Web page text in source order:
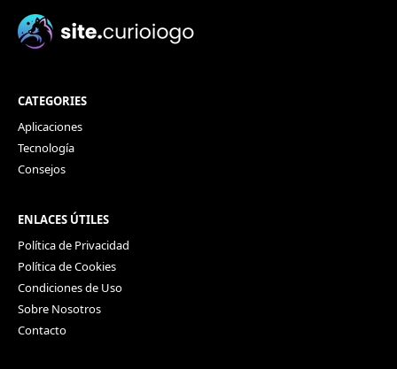
CATEGORIES
Aplicaciones
Tecnología
Consejos
ENLACES ÚTILES
Política de Privacidad
Política de Cookies
Condiciones de Uso
Sobre Nosotros
Contacto